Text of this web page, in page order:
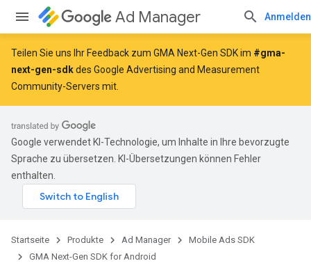
Ad Manager Anmelden
Teilen Sie uns Ihr Feedback zum GMA Next-Gen SDK im #gma-
next-gen-sdkdes Google Advertising and Measurement
Community-Servers mit.
Google verwendet KI-Technologie, um Inhalte in Ihre bevorzugte
Sprache zu übersetzen. KI-Übersetzungen können Fehler
enthalten.
Startseite Produkte Ad Manager
Mobile Ads SDK
GMA Next-Gen SDK for Android